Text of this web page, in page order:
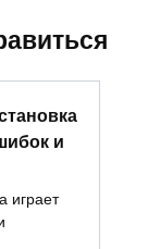
и
играет